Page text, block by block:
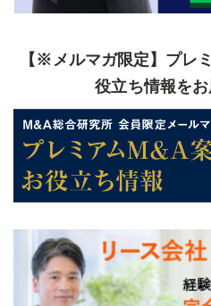
【※メルマガ限定】プレ
役立ち情報をお